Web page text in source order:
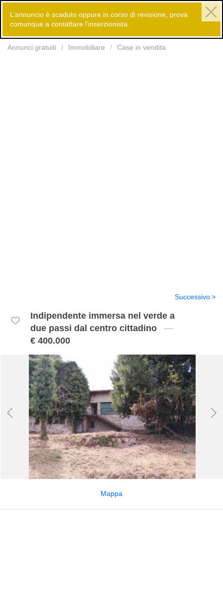
Annunci gratuiti Immobiliare Case in vendita
L’annuncio è scaduto oppure in corso di revisione, prova
comunque a contattare l’inserzionista.
Indipendente immersa nel verde a
due passi dal centro cittadino
€ 400.000
Successivo
Mappa